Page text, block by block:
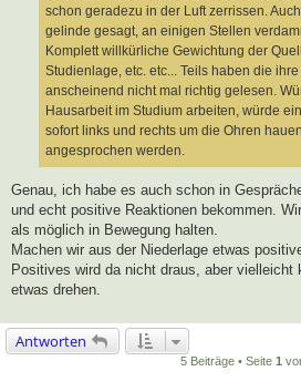
schon geradezu in der Luft zerrissen.
gelinde gesagt, an einigen Stellen
Komplett willkürliche Gewichtung der
Studienlage, etc. etc... Teils haben die
anscheinend nicht mal richtig gelesen.
Hausarbeit im Studium arbeiten, würde
sofort links und rechts um die Ohren
angesprochen werden.
Genau, ich habe es auch schon in
und echt positive Reaktionen bekommen.
als möglich in Bewegung halten.
Machen wir aus der Niederlage etwas
Positives wird da nicht draus, aber vielleicht
etwas drehen.
Antworten
5 Beiträge • Seite 1